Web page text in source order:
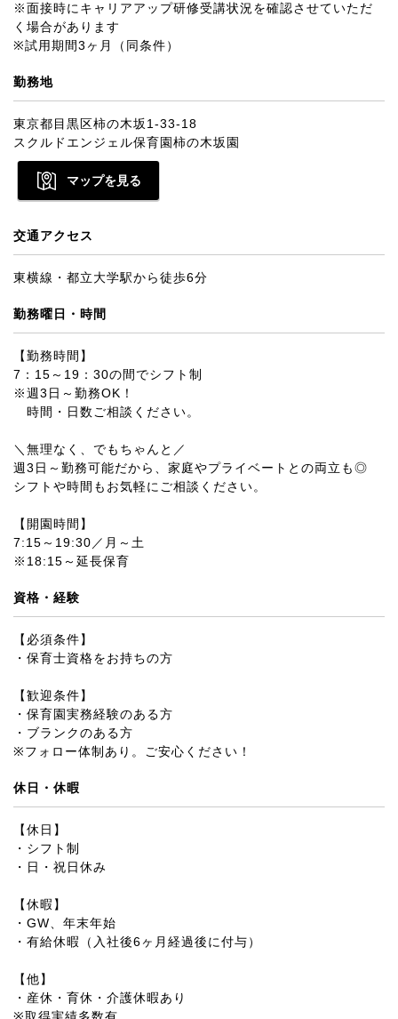
※面接時にキャリアアップ研修受講状況を確認させていただ
く場合があります
※試用期間3ヶ月（同条件）
勤務地
東京都目黒区柿の木坂1-33-18
スクルドエンジェル保育園柿の木坂園
マップを見る
交通アクセス
東横線・都立大学駅から徒歩6分
勤務曜日・時間
【勤務時間】
7：15～19：30の間でシフト制
※週3日～勤務OK！
時間・日数ご相談ください。
＼無理なく、でもちゃんと／
週3日～勤務可能だから、家庭やプライベートとの両立も◎
シフトや時間もお気軽にご相談ください。
【開園時間】
7:15～19:30／月～土
※18:15～延長保育
資格・経験
【必須条件】
・保育士資格をお持ちの方
【歓迎条件】
・保育園実務経験のある方
・ブランクのある方
※フォロー体制あり。ご安心ください！
休日・休暇
【休日】
・シフト制
・日・祝日休み
【休暇】
・GW、年末年始
・有給休暇（入社後6ヶ月経過後に付与）
【他】
・産休・育休・介護休暇あり